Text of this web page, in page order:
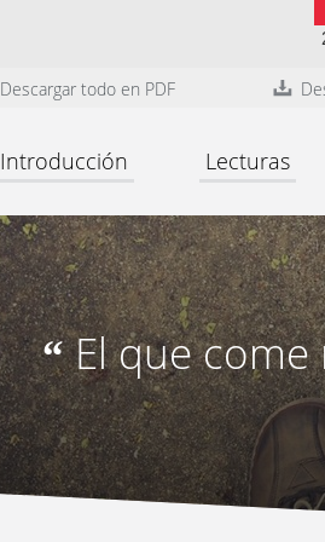
Descargar todo en PDF
Introducción Lecturas
“El que